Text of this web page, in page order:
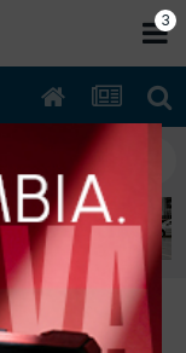
r9m 96Kw
2